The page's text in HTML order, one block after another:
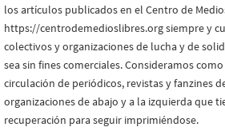
los artículos publicados en el Centro de
https://centrodemedioslibres.org siempre y
colectivos y organizaciones de lucha y de
sea sin fines comerciales. Consideramos
circulación de periódicos, revistas y fanzines
organizaciones de abajo y a la izquierda que
recuperación para seguir imprimiéndose.